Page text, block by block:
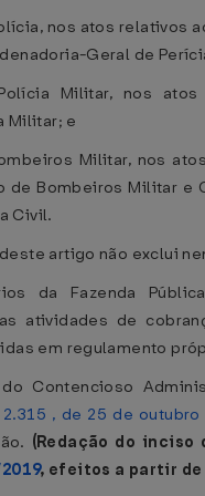
nos atos relativos
Geral de
Militar, nos atos
Militar; e
Militar, nos
de Bombeiros Militar e
Civil.
artigo não exclui
da Fazenda
atividades de
em regulamento
Contencioso
2.315 , de 25 de
(Redação do inciso
, efeitos a partir de